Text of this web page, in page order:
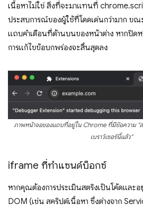
เนื้อหาไม่ใช่ สิ่งที่จะมาแทนที่
ประสบการณ์ของผู้ใช้ที่โดดเด่นกว่ามาก ขณ
แถบคำเตือนที่ด้านบนของหน้าต่าง หากปิด
การแก้ไขข้อบกพร่องจะสิ้นสุดลง
ภาพหน้าจอของแถบที่อยู่ใน Chrome ที่มีข้อความ "
เบราว์เซอร์นี้แล้ว"
iframe ที่ทำแซนด์บ็อกซ์
หากคุณต้องการประเมินสตริงเป็นโค้ดและ
DOM (เช่น สคริปต์เนื้อหา ซึ่งต่างจาก